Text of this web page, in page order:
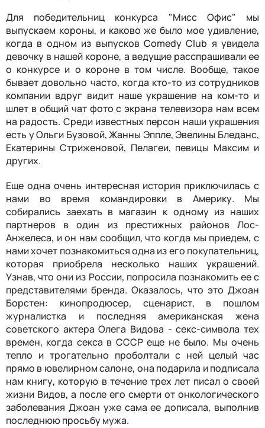
Для победительниц конкурса "Мисс Офис" мы
выпускаем короны, и каково же было мое удивление,
когда в одном из выпусков Comedy Club я увидела
девочку в нашей короне, а ведущие расспрашивали ее
о конкурсе и о короне в том числе. Вообще, такое
бывает довольно часто, когда кто-то из сотрудников
компании вдруг видит наше украшение на ком-то и
шлет в общий чат фото с экрана телевизора нам всем
на радость. Среди известных персон наши украшения
есть у Ольги Бузовой, Жанны Эппле, Эвелины Бледанс,
Екатерины Стриженовой, Пелагеи, певицы Максим и
других.
Еще одна очень интересная история приключилась с
нами во время командировки в Америку. Мы
собирались заехать в магазин к одному из наших
партнеров в один из престижных районов Лос-
Анжелеса, и он нам сообщил, что когда мы приедем, с
нами хочет познакомиться одна из его покупательниц,
которая приобрела несколько наших украшений.
Узнав, что они из России, попросила познакомить ее с
представителями бренда. Оказалось, что это Джоан
Борстен: кинопродюсер, сценарист, в пошлом
журналистка и последняя американская жена
советского актера Олега Видова - секс-символа тех
времен, когда секса в СССР еще не было. Мы очень
тепло и трогательно проболтали с ней целый час
прямо в ювелирном салоне, она подарила и подписала
нам книгу, которую в течение трех лет писал о своей
жизни Видов, а после его смерти от онкологического
заболевания Джоан уже сама ее дописала, выполнив
последнюю просьбу мужа.